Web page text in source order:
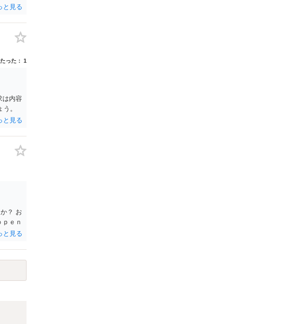
同時並
った 1
は内容
。
トが
負担さ
られ
？ お
ｅｎ
や会
誹謗
に入力
特定
がらご